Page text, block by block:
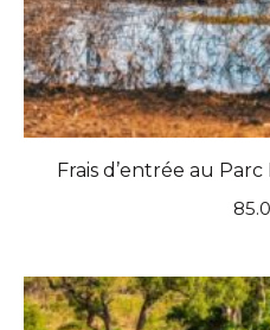
Frais d’entrée au